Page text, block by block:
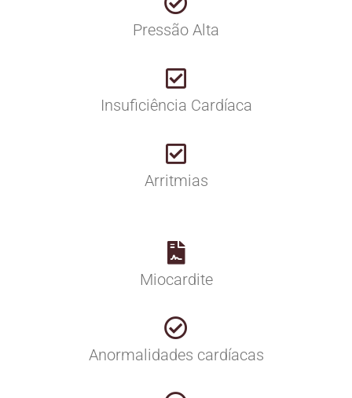
Pressão Alta
Insuficiência Cardíaca
Arritmias
Miocardite
Anormalidades cardíacas